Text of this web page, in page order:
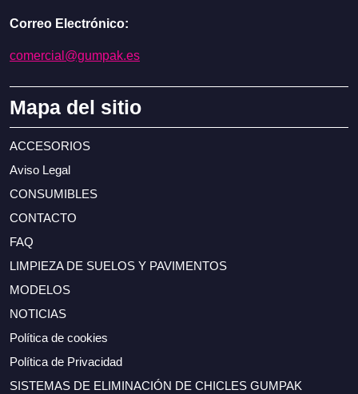
Correo Electrónico:
comercial@gumpak.es
Mapa del sitio
ACCESORIOS
Aviso Legal
CONSUMIBLES
CONTACTO
FAQ
LIMPIEZA DE SUELOS Y PAVIMENTOS
MODELOS
NOTICIAS
Política de cookies
Política de Privacidad
SISTEMAS DE ELIMINACIÓN DE CHICLES GUMPAK